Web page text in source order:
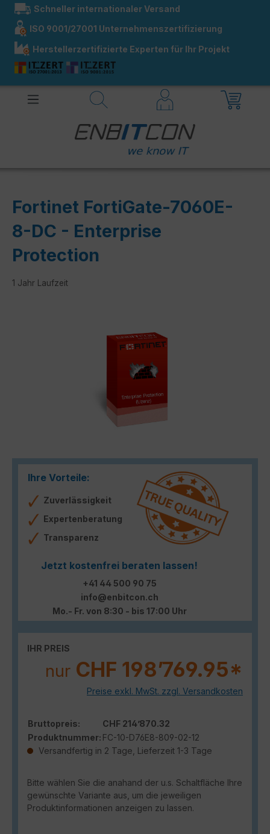
springen
Schneller internationaler Versand
ISO 9001/27001 Unternehmenszertifizierung
Herstellerzertifizierte Experten für Ihr Projekt
Fortinet FortiGate-7060E-
8-DC - Enterprise
Protection
1 Jahr Laufzeit
Ihre Vorteile:
Zuverlässigkeit
Expertenberatung
Transparenz
Jetzt kostenfrei beraten lassen!
+41 44 500 90 75
info@enbitcon.ch
Mo.- Fr. von 8:30 - bis 17:00 Uhr
IHR PREIS
nur CHF 198’769.95*
Preise exkl. MwSt. zzgl. Versandkosten
Bruttopreis:
CHF 214’870.32
Produktnummer: FC-10-D76E8-809-02-12
Versandfertig in 2 Tage, Lieferzeit 1-3 Tage
Bitte wählen Sie die anahand der u.s. Schaltfläche Ihre
gewünschte Variante aus, um die jeweiligen
Produktinformationen anzeigen zu lassen.